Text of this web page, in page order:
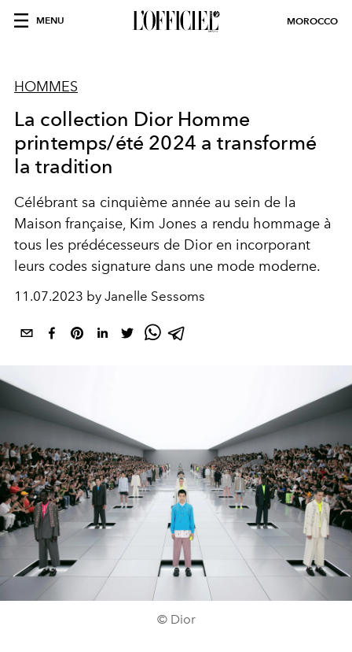
MENU MOROCCO
HOMMES
La collection Dior Homme
printemps/été 2024 a transformé
la tradition
Célébrant sa cinquième année au sein de la
Maison française, Kim Jones a rendu hommage à
tous les prédécesseurs de Dior en incorporant
leurs codes signature dans une mode moderne.
11.07.2023 by Janelle Sessoms
© Dior